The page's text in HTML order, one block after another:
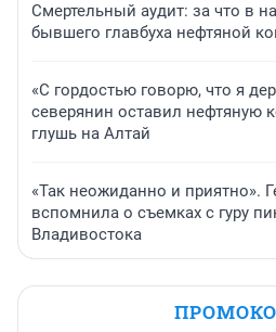
Смертельный аудит: за что в
бывшего главбуха нефтяной
«С гордостью говорю, что я
северянин оставил нефтяную
глушь на Алтай
«Так неожиданно и приятно».
вспомнила о съемках с гуру
Владивостока